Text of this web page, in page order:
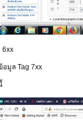
6xx
อมูล Tag 7xx